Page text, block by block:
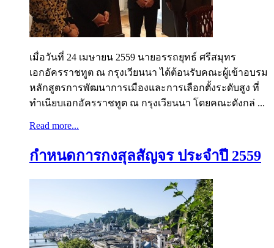
เมื่อวันที่ 24 เมษายน 2559 นายอรรถยุทธ์ ศรีสมุทร
เอกอัครราชทูต ณ กรุงเวียนนา ได้ต้อนรับคณะผู้เข้าอบรม
หลักสูตรการพัฒนาการเมืองและการเลือกตั้งระดับสูง ที่
ทำเนียบเอกอัครราชทูต ณ กรุงเวียนนา โดยคณะดังกล่ ...
Read more...
กำหนดการกงสุลสัญจร ประจำปี 2559